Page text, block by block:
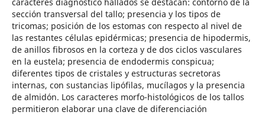
sección transversal del tallo; presencia y los tipos de
tricomas; posición de los estomas con respecto al nivel de
las restantes células epidérmicas; presencia de hipodermis,
de anillos fibrosos en la corteza y de dos ciclos vasculares
en la eustela; presencia de endodermis conspicua;
diferentes tipos de cristales y estructuras secretoras
internas, con sustancias lipófilas, mucílagos y la presencia
de almidón. Los caracteres morfo-histológicos de los tallos
permitieron elaborar una clave de diferenciación